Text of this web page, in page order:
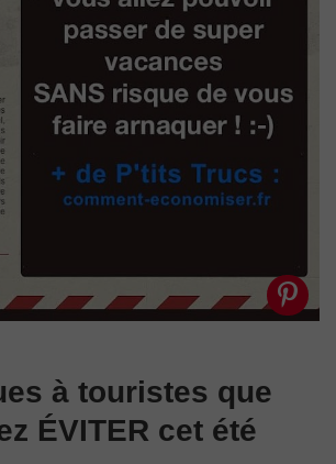
à touristes que
ÉVITER cet été